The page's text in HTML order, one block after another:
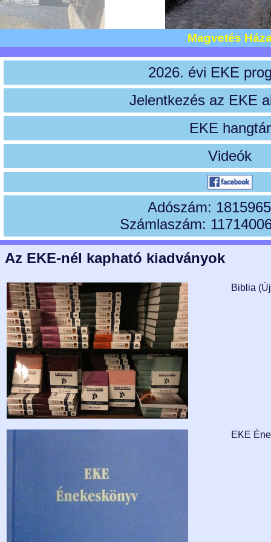
Magvetés
2026. évi EKE
Jelentkezés az EKE
EKE hangtár
Videók
Adószám:
Számlaszám:
Az EKE-nél kapható kiadványok
Biblia
EKE